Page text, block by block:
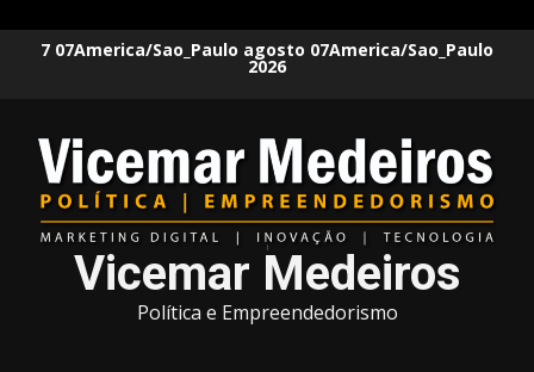
7 07America/Sao_Paulo agosto 07America/Sao_Paulo
2026
Vicemar Medeiros
Política e Empreendedorismo